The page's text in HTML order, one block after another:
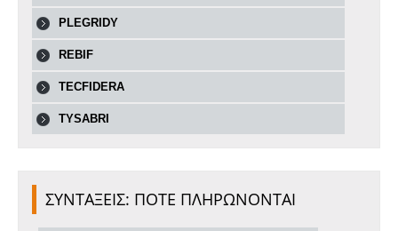
PLEGRIDY
REBIF
TECFIDERA
TYSABRI
ΣΥΝΤΑΞΕΙΣ: ΠΟΤΕ ΠΛΗΡΩΝΟΝΤΑΙ